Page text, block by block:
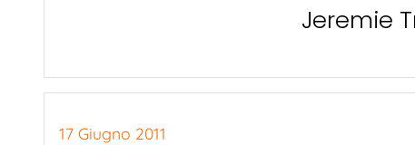
Jeremie
17 Giugno 2011